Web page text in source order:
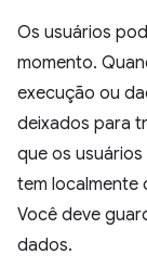
Os usuários
momento.
execução ou
deixados para
que os
tem localmente
Você deve
dados.